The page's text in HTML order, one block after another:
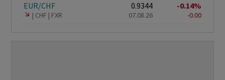
EUR/CHF
CHF FXR
0.9344
07.08.26
-0.14%
-0.00